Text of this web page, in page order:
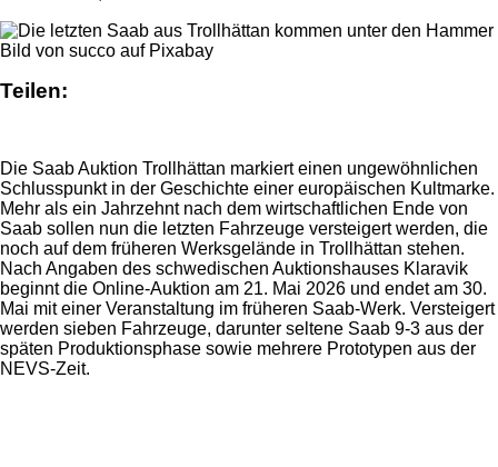
Bild von succo auf Pixabay
Teilen:
Die Saab Auktion Trollhättan markiert einen ungewöhnlichen
Schlusspunkt in der Geschichte einer europäischen Kultmarke.
Mehr als ein Jahrzehnt nach dem wirtschaftlichen Ende von
Saab sollen nun die letzten Fahrzeuge versteigert werden, die
noch auf dem früheren Werksgelände in Trollhättan stehen.
Nach Angaben des schwedischen Auktionshauses Klaravik
beginnt die Online-Auktion am 21. Mai 2026 und endet am 30.
Mai mit einer Veranstaltung im früheren Saab-Werk. Versteigert
werden sieben Fahrzeuge, darunter seltene Saab 9-3 aus der
späten Produktionsphase sowie mehrere Prototypen aus der
NEVS-Zeit.